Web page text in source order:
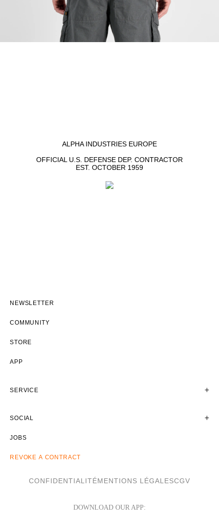
ALPHA INDUSTRIES EUROPE
OFFICIAL U.S. DEFENSE DEP. CONTRACTOR
EST. OCTOBER 1959
NEWSLETTER
COMMUNITY
STORE
APP
SERVICE
SOCIAL
JOBS
REVOKE A CONTRACT
CONFIDENTIALITÉMENTIONS LÉGALESCGV
DOWNLOAD OUR APP: